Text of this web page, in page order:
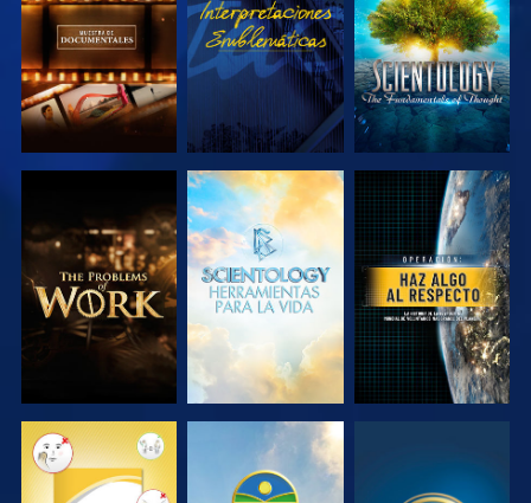
SERIES
SERIES
EXPLORA LAS
SERIES
EXPLORA LAS
SERIES
VE
VE VE VE